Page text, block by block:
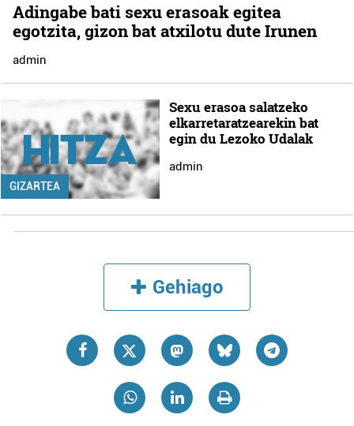
Adingabe bati sexu erasoak egitea
egotzita, gizon bat atxilotu dute Irunen
admin
GIZARTEA
Sexu erasoa salatzeko
elkarretaratzearekin bat
egin du Lezoko Udalak
admin
Gehiago